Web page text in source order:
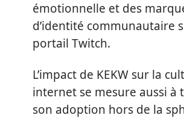
émotionnelle et des
d’identité communautaire
portail Twitch.
L’impact de KEKW sur la
internet se mesure aussi à
son adoption hors de la